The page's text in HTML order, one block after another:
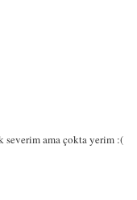
severim ama çokta yerim :(